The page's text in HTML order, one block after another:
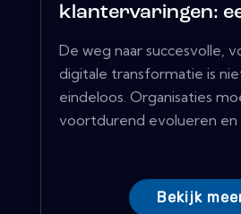
klantervaringen:
De weg naar succesvolle,
digitale transformatie is
eindeloos. Organisaties
voortdurend evolueren en
Bekijk